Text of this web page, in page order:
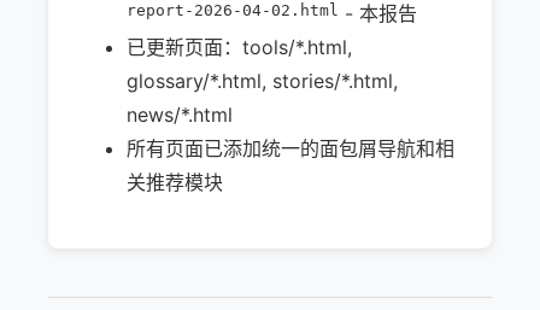
report-2026-04-02.html - 本报告
已更新页面：tools/*.html,
glossary/*.html, stories/*.html,
news/*.html
所有页面已添加统一的面包屑导航和相
关推荐模块